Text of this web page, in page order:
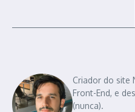
Criador do site
Front-End, e
(nunca).